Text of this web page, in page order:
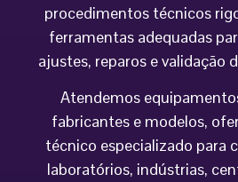
procedimentos técnicos
ferramentas adequadas
ajustes, reparos e validação
Atendemos
fabricantes e modelos,
técnico especializado para
laboratórios, indústrias,